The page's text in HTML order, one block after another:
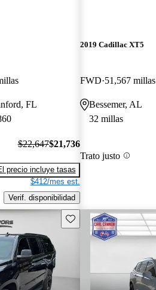
FL
$22,647$21,736
precio incluye tasas
$412/mes est.
Verif. disponibilidad
2019 Cadillac XT5
FWD 51,567 millas
Bessemer, AL
32 millas
Trato justo
Guarda este Aviso